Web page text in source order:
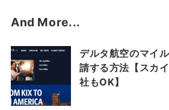
And More...
デルタ航空のマイ
請する方法【スカ
社もOK】